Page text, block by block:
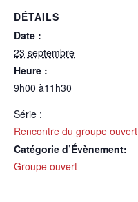
DÉTAILS
Date :
23 septembre
Heure :
9h00 à11h30
Série :
Rencontre du groupe ouvert
Catégorie d’Évènement:
Groupe ouvert